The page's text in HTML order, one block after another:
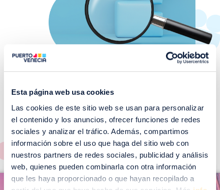
Esta página web usa cookies
Las cookies de este sitio web se usan para personalizar
el contenido y los anuncios, ofrecer funciones de redes
sociales y analizar el tráfico. Además, compartimos
información sobre el uso que haga del sitio web con
nuestros partners de redes sociales, publicidad y análisis
web, quienes pueden combinarla con otra información
que les haya proporcionado o que hayan recopilado a
¡No te pierdas nuestros
EVENTOS!
Ver todos >
m